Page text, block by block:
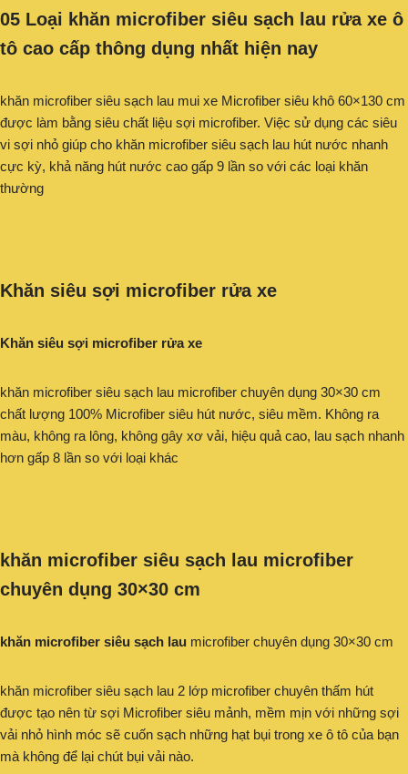
05 Loại khăn microfiber siêu sạch lau rửa xe ô
tô cao cấp thông dụng nhất hiện nay
khăn microfiber siêu sạch lau mui xe Microfiber siêu khô 60×130 cm
được làm bằng siêu chất liệu sợi microfiber. Việc sử dụng các siêu
vi sợi nhỏ giúp cho khăn microfiber siêu sạch lau hút nước nhanh
cực kỳ, khả năng hút nước cao gấp 9 lần so với các loại khăn
thường
Khăn siêu sợi microfiber rửa xe
Khăn siêu sợi microfiber rửa xe
khăn microfiber siêu sạch lau microfiber chuyên dụng 30×30 cm
chất lượng 100% Microfiber siêu hút nước, siêu mềm. Không ra
màu, không ra lông, không gây xơ vải, hiệu quả cao, lau sạch nhanh
hơn gấp 8 lần so với loại khác
khăn microfiber siêu sạch lau microfiber
chuyên dụng 30×30 cm
khăn microfiber siêu sạch lau microfiber chuyên dụng 30×30 cm
khăn microfiber siêu sạch lau 2 lớp microfiber chuyên thấm hút
được tạo nên từ sợi Microfiber siêu mảnh, mềm mịn với những sợi
vải nhỏ hình móc sẽ cuốn sạch những hạt bụi trong xe ô tô của bạn
mà không để lại chút bụi vải nào.